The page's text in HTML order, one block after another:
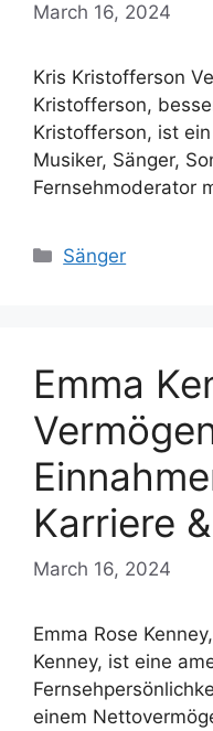
March 16, 2024
Kris Kristofferson
Kristofferson,
Kristofferson, ist
Musiker, Sänger,
Fernsehmoderator
Categories
Sänger
Emma
Karriere
March 16, 2024
Emma Rose
Kenney, ist eine
einem